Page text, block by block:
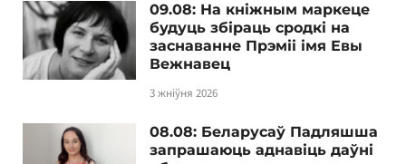
09.08: На кніжным маркеце
будуць збіраць сродкі на
заснаванне Прэміі імя Евы
Вежнавец
3 жніўня 2026
08.08: Беларусаў Падляшша
запрашаюць аднавіць даўні